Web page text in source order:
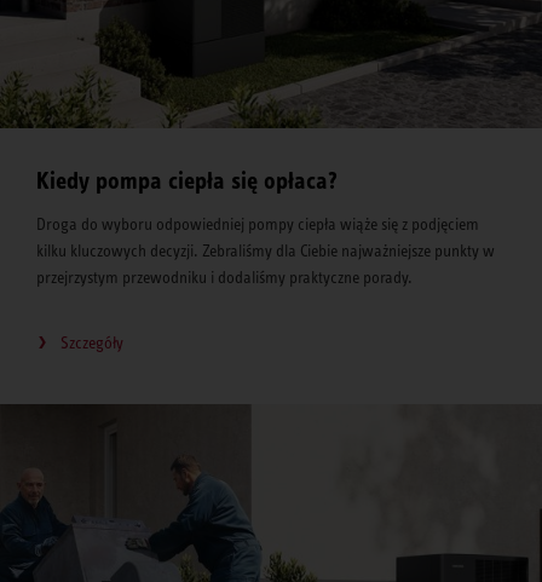
Kiedy pompa ciepła się opłaca?
Droga do wyboru odpowiedniej pompy ciepła wiąże się z podjęciem
kilku kluczowych decyzji. Zebraliśmy dla Ciebie najważniejsze punkty w
przejrzystym przewodniku i dodaliśmy praktyczne porady.
Szczegóły